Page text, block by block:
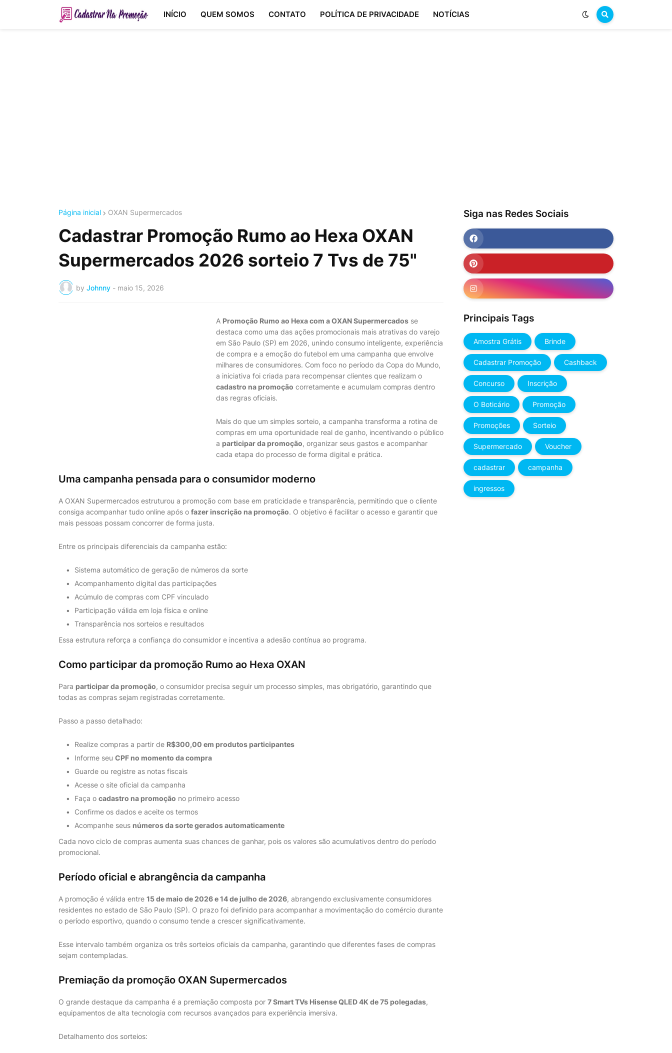
INÍCIO QUEM SOMOS CONTATO POLÍTICA DE PRIVACIDADE NOTÍCIAS
Página inicial OXAN Supermercados
Cadastrar Promoção Rumo ao Hexa OXAN
Supermercados 2026 sorteio 7 Tvs de 75"
by Johnny - maio 15, 2026
A Promoção Rumo ao Hexa com a OXAN Supermercados se
destaca como uma das ações promocionais mais atrativas do varejo
em São Paulo (SP) em 2026, unindo consumo inteligente, experiência
de compra e a emoção do futebol em uma campanha que envolve
milhares de consumidores. Com foco no período da Copa do Mundo,
a iniciativa foi criada para recompensar clientes que realizam o
cadastro na promoção corretamente e acumulam compras dentro
das regras oficiais.
Mais do que um simples sorteio, a campanha transforma a rotina de
compras em uma oportunidade real de ganho, incentivando o público
a participar da promoção, organizar seus gastos e acompanhar
cada etapa do processo de forma digital e prática.
Uma campanha pensada para o consumidor moderno
A OXAN Supermercados estruturou a promoção com base em praticidade e transparência, permitindo que o cliente
consiga acompanhar tudo online após o fazer inscrição na promoção. O objetivo é facilitar o acesso e garantir que
mais pessoas possam concorrer de forma justa.
Entre os principais diferenciais da campanha estão:
Sistema automático de geração de números da sorte
Acompanhamento digital das participações
Acúmulo de compras com CPF vinculado
Participação válida em loja física e online
Transparência nos sorteios e resultados
Essa estrutura reforça a confiança do consumidor e incentiva a adesão contínua ao programa.
Como participar da promoção Rumo ao Hexa OXAN
Para participar da promoção, o consumidor precisa seguir um processo simples, mas obrigatório, garantindo que
todas as compras sejam registradas corretamente.
Passo a passo detalhado:
Realize compras a partir de R$300,00 em produtos participantes
Informe seu CPF no momento da compra
Guarde ou registre as notas fiscais
Acesse o site oficial da campanha
Faça o cadastro na promoção no primeiro acesso
Confirme os dados e aceite os termos
Acompanhe seus números da sorte gerados automaticamente
Cada novo ciclo de compras aumenta suas chances de ganhar, pois os valores são acumulativos dentro do período
promocional.
Período oficial e abrangência da campanha
A promoção é válida entre 15 de maio de 2026 e 14 de julho de 2026, abrangendo exclusivamente consumidores
residentes no estado de São Paulo (SP). O prazo foi definido para acompanhar a movimentação do comércio durante
o período esportivo, quando o consumo tende a crescer significativamente.
Esse intervalo também organiza os três sorteios oficiais da campanha, garantindo que diferentes fases de compras
sejam contempladas.
Premiação da promoção OXAN Supermercados
O grande destaque da campanha é a premiação composta por 7 Smart TVs Hisense QLED 4K de 75 polegadas,
equipamentos de alta tecnologia com recursos avançados para experiência imersiva.
Detalhamento dos sorteios:
Siga nas Redes Sociais
Principais Tags
Amostra Grátis Brinde
Cadastrar Promoção Cashback
Concurso Inscrição
O Boticário Promoção
Promoções Sorteio
Supermercado Voucher
cadastrar campanha
ingressos